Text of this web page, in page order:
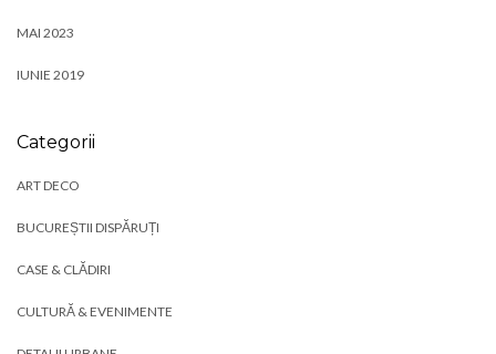
MAI 2023
IUNIE 2019
Categorii
ART DECO
BUCUREȘTII DISPĂRUȚI
CASE & CLĂDIRI
CULTURĂ & EVENIMENTE